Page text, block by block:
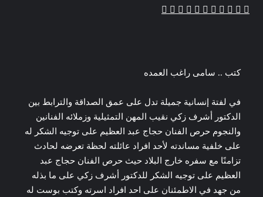
فيسبوك ‫X
لينكدإن
بينتيريست‫Pocket
واتساب
تيلقرامڤايبر
كتب .. سامى راغب العمده
في لفتة إنسانية جميلة تدل على عمق الصداقة والترابط بين
الدكتور أشرف زكي نقيب المهن التمثيلية وزملائه الفنانين
والنجوم حرص الفنان حجاج عبد العظيم على توجيه الشكر له
على خلفية مساندته لأحد افراد عائلته لحظة تعرضه لحادث
تزامنًا مع سفره خارج البلاد حيث حرص الفنان حجاج عبد
العظيم على توجيه الشكر للدكتور أشرف زكي على ما بذله
من جهد في الاطمئنان على احد افراد اسرته وكتب بوست له